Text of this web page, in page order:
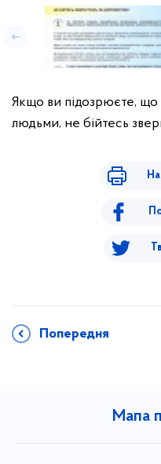
Якщо ви підозрюєте, що
людьми, не бійтесь
Попередня
Мапа